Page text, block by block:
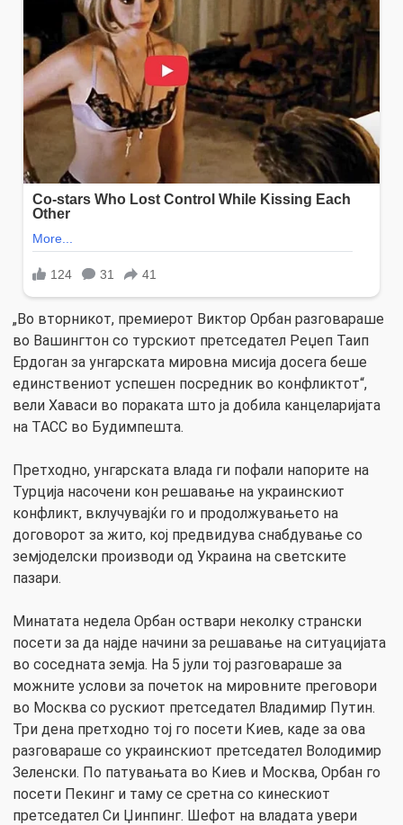
„Во вторникот, премиерот Виктор Орбан разговараше
во Вашингтон со турскиот претседател Реџеп Таип
Ердоган за унгарската мировна мисија досега беше
единствениот успешен посредник во конфликтот“,
вели Хаваси во пораката што ја добила канцеларијата
на ТАСС во Будимпешта.
Претходно, унгарската влада ги пофали напорите на
Турција насочени кон решавање на украинскиот
конфликт, вклучувајќи го и продолжувањето на
договорот за жито, кој предвидува снабдување со
земјоделски производи од Украина на светските
пазари.
Минатата недела Орбан оствари неколку странски
посети за да најде начини за решавање на ситуацијата
во соседната земја. На 5 јули тој разговараше за
можните услови за почеток на мировните преговори
во Москва со рускиот претседател Владимир Путин.
Три дена претходно тој го посети Киев, каде за ова
разговараше со украинскиот претседател Володимир
Зеленски. По патувањата во Киев и Москва, Орбан го
посети Пекинг и таму се сретна со кинескиот
претседател Си Џинпинг. Шефот на владата увери